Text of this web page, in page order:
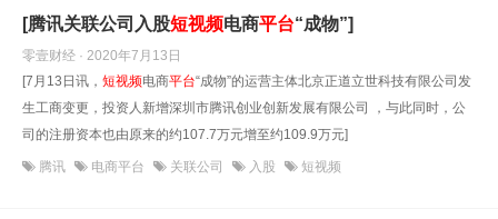
[腾讯关联公司入股短视频电商平台“成物”]
零壹财经 · 2020年7月13日
[7月13日讯， 短视频电商平台“成物”的运营主体北京正道立世科技有限公司发
生工商变更，投资人新增深圳市腾讯创业创新发展有限公司 ，与此同时，公
司的注册资本也由原来的约107.7万元增至约109.9万元]
腾讯 电商平台 关联公司 入股 短视频